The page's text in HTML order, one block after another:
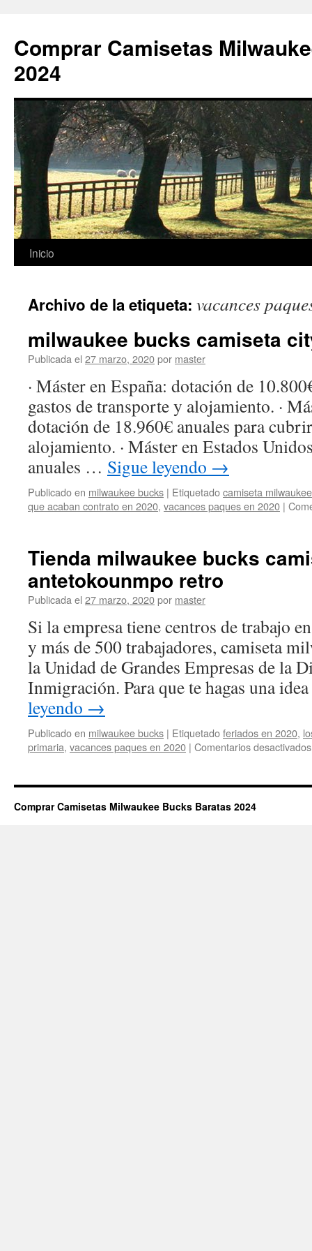
Comprar Camisetas
2024
Saltar
contenido
Inicio
Archivo de la etiqueta: vacances
milwaukee bucks camiseta
Publicada el 27 marzo, 2020por master
· Máster en España: dotación de
gastos de transporte y alojamiento. ·
dotación de 18.960€ anuales para
alojamiento. · Máster en Estados
anuales … Sigue leyendo →
Publicado en milwaukee bucks | Etiquetadocamiseta
que acaban contrato en 2020, vacances paques en 2020 |
Tienda milwaukee bucks
antetokounmpo retro
Publicada el 27 marzo, 2020por master
Si la empresa tiene centros de trabajo
y más de 500 trabajadores, camiseta
la Unidad de Grandes Empresas de la
Inmigración. Para que te hagas una
leyendo →
Publicado en milwaukee bucks | Etiquetadoferiados en 2020,
primaria, vacances paques en 2020 | Comentarios desactivados
Comprar Camisetas Milwaukee Bucks Baratas 2024